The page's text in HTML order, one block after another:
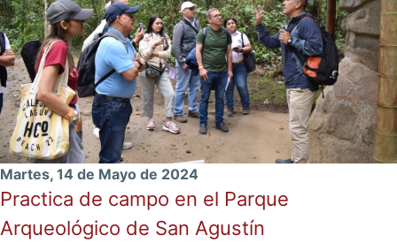
Martes, 14 de Mayo de 2024
Practica de campo en el Parque
Arqueológico de San Agustín